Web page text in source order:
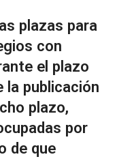
plazas para
con
el plazo
la publicación
plazo,
por
de que